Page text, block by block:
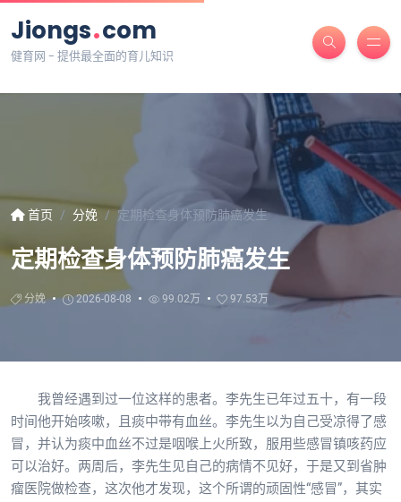
Jiongs.com
健育网 - 提供最全面的育儿知识
首页 分娩 定期检查身体预防肺癌发生
定期检查身体预防肺癌发生
分娩 2026-08-08 99.02万 97.53万
我曾经遇到过一位这样的患者。李先生已年过五十，有一段
时间他开始咳嗽，且痰中带有血丝。李先生以为自己受凉得了感
冒，并认为痰中血丝不过是咽喉上火所致，服用些感冒镇咳药应
可以治好。两周后，李先生见自己的病情不见好，于是又到省肿
瘤医院做检查，这次他才发现，这个所谓的顽固性“感冒”，其实